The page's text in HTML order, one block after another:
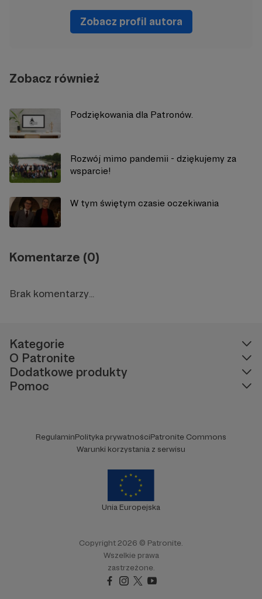
Zobacz profil autora
Zobacz również
Podziękowania dla Patronów.
Rozwój mimo pandemii - dziękujemy za
wsparcie!
W tym świętym czasie oczekiwania
Komentarze (0)
Brak komentarzy...
Kategorie
O Patronite
Dodatkowe produkty
Pomoc
RegulaminPolityka prywatnościPatronite Commons
Warunki korzystania z serwisu
Unia Europejska
Copyright 2026 © Patronite.
Wszelkie prawa
zastrzeżone.